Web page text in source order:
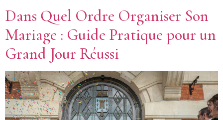
Dans Quel Ordre Organiser Son
Mariage : Guide Pratique pour un
Grand Jour Réussi